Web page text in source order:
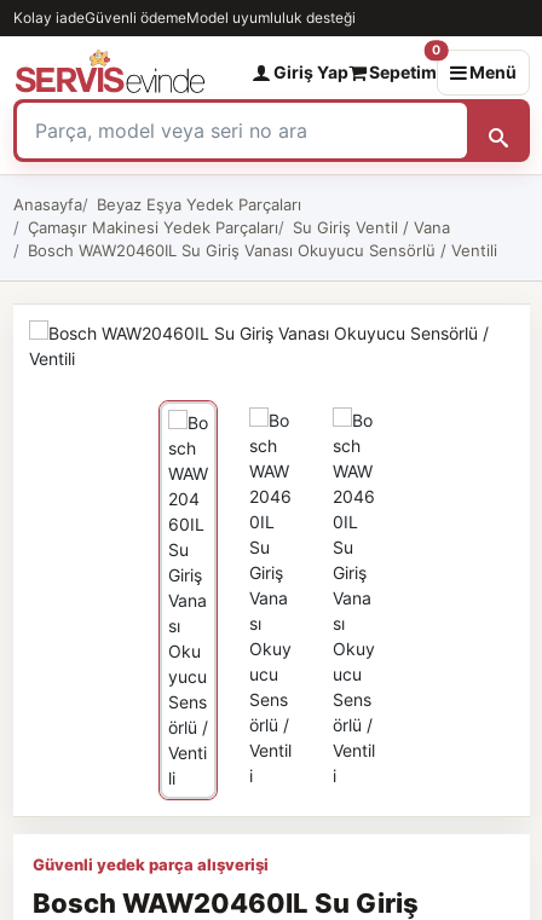
Kolay iadeGüvenli ödemeModel uyumluluk desteği
Giriş Yap Sepetim
0
Menü
Anasayfa
Beyaz Eşya Yedek Parçaları
Çamaşır Makinesi Yedek Parçaları
Su Giriş Ventil / Vana
Bosch WAW20460IL Su Giriş Vanası Okuyucu Sensörlü / Ventili
Güvenli yedek parça alışverişi
Bosch WAW20460IL Su Giriş